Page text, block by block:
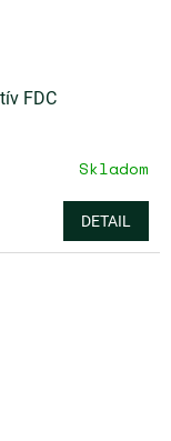
FDC
Skladom
DETAIL